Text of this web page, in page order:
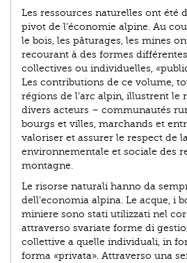
Les ressources naturelles ont été
pivot de l’économie alpine. Au
le bois, les pâturages, les mines
recourant à des formes
collectives ou individuelles,
Les contributions de ce volume,
régions de l’arc alpin, illustrent le
divers acteurs – communautés
bourgs et villes, marchands et
valoriser et assurer le respect de
environnementale et sociale des
montagne.
Le risorse naturali hanno da
dell’economia alpina. Le acque, i
miniere sono stati utilizzati nel
attraverso svariate forme di
collettive a quelle individuali, in
forma «privata». Attraverso una